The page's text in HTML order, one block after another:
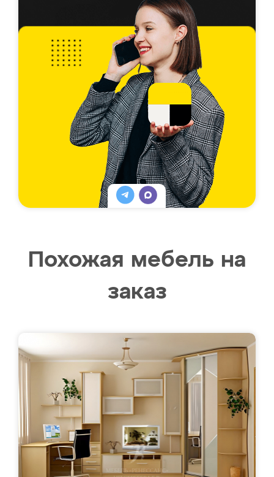
Похожая мебель на
заказ